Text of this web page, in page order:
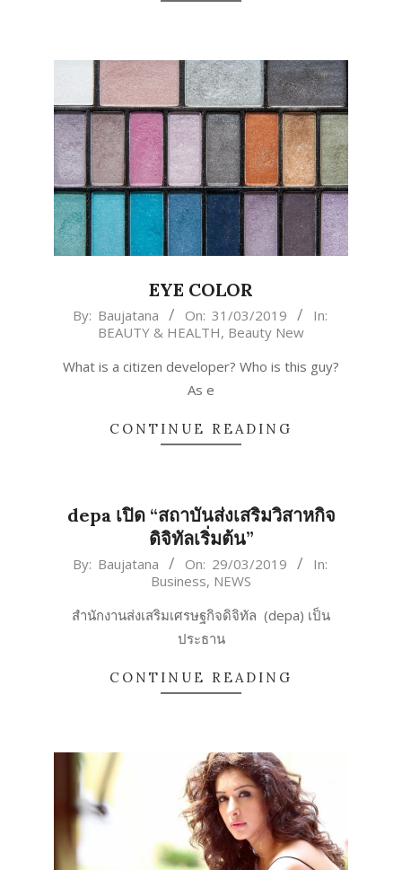
EYE COLOR
2019-
31
By: Baujatana On: 31/03/2019
In:
BEAUTY & HEALTH, Beauty New
What is a citizen developer? Who is this guy?
As e
CONTINUE READING
depa เปิด “สถาบันส่งเสริมวิสาหกิจ
ดิจิทัลเริ่มต้น”
2019-
By: Baujatana On: 29/03/2019
In:
Business, NEWS
สำนักงานส่งเสริมเศรษฐกิจดิจิทัล (depa) เป็น
ประธาน
CONTINUE READING